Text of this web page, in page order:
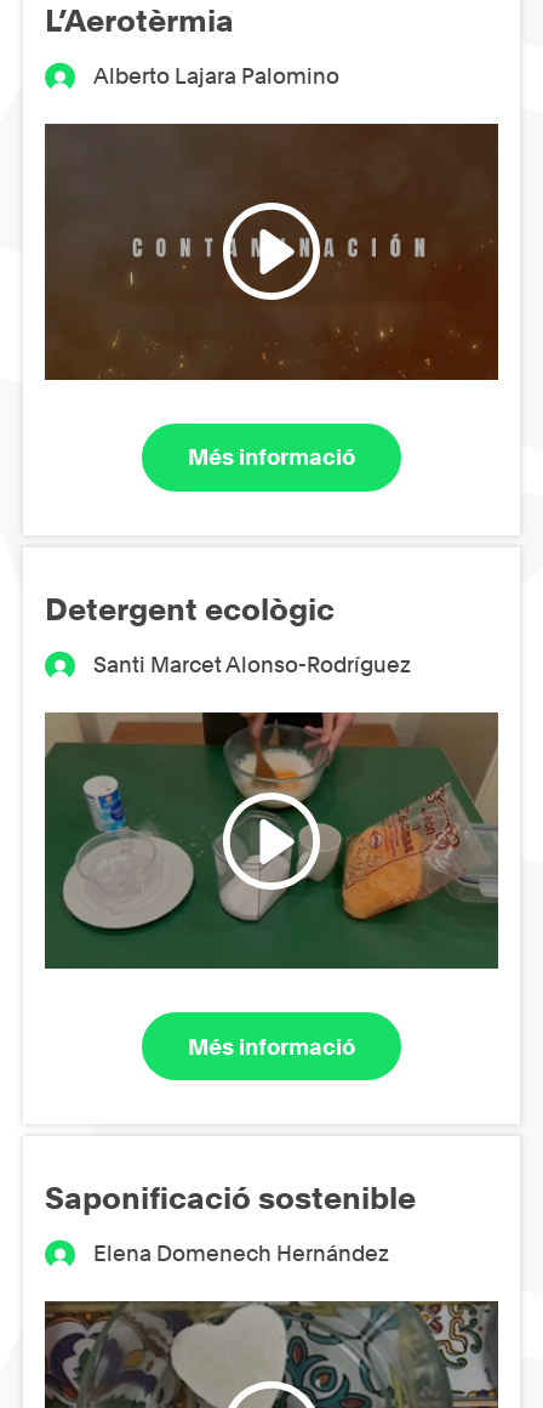
L’Aerotèrmia
Alberto Lajara Palomino
Més informació
Detergent ecològic
Santi Marcet Alonso-Rodríguez
Més informació
Saponificació sostenible
Elena Domenech Hernández